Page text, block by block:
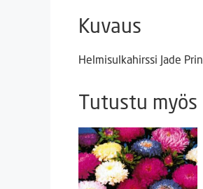
Kuvaus
Helmisulkahirssi Jade
Tutustu myös